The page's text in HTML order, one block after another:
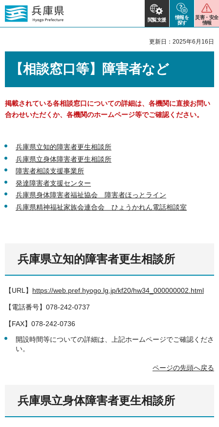
閲覧支援
情報を
探す
災害・安全
情報
更新日：2025年6月16日
【相談窓口等】障害者など
掲載されている各相談窓口についての詳細は、各機関に直接お問い
合わせいただくか、各機関のホームページ等でご確認ください。
兵庫県立知的障害者更生相談所
兵庫県立身体障害者更生相談所
障害者相談支援事業所
発達障害者支援センター
兵庫県身体障害者福祉協会 障害者ほっとライン
兵庫県精神福祉家族会連合会 ひょうかれん電話相談室
兵庫県立知的障害者更生相談所
【URL】 https://web.pref.hyogo.lg.jp/kf20/hw34_000000002.html
【電話番号】078-242-0737
【FAX】078-242-0736
開設時間等についての詳細は、上記ホームページでご確認くださ
い。
ページの先頭へ戻る
兵庫県立身体障害者更生相談所